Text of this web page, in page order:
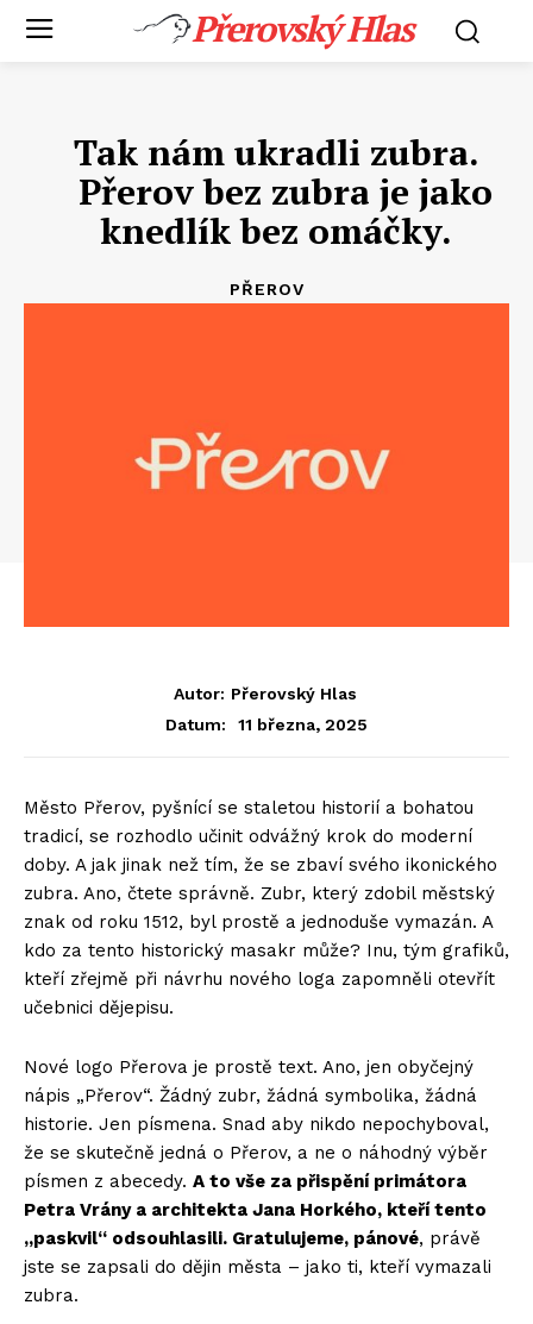
Přerovský Hlas
Tak nám ukradli zubra.
Přerov bez zubra je jako
knedlík bez omáčky.
PŘEROV
Autor: Přerovský Hlas
Datum:
11 března, 2025
Město Přerov, pyšnící se staletou historií a bohatou
tradicí, se rozhodlo učinit odvážný krok do moderní
doby. A jak jinak než tím, že se zbaví svého ikonického
zubra. Ano, čtete správně. Zubr, který zdobil městský
znak od roku 1512, byl prostě a jednoduše vymazán. A
kdo za tento historický masakr může? Inu, tým grafiků,
kteří zřejmě při návrhu nového loga zapomněli otevřít
učebnici dějepisu.
Nové logo Přerova je prostě text. Ano, jen obyčejný
nápis „Přerov“. Žádný zubr, žádná symbolika, žádná
historie. Jen písmena. Snad aby nikdo nepochyboval,
že se skutečně jedná o Přerov, a ne o náhodný výběr
písmen z abecedy. A to vše za přispění primátora
Petra Vrány a architekta Jana Horkého, kteří tento
„paskvil“ odsouhlasili. Gratulujeme, pánové, právě
jste se zapsali do dějin města – jako ti, kteří vymazali
zubra.